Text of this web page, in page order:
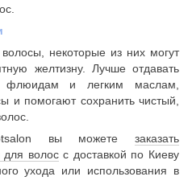
некоторые из них могут
желтизну. Лучше отдавать
флюидам и легким маслам,
и помогают сохранить чистый,
вы можете заказать
волосс доставкой по Киеву
ухода или использования в